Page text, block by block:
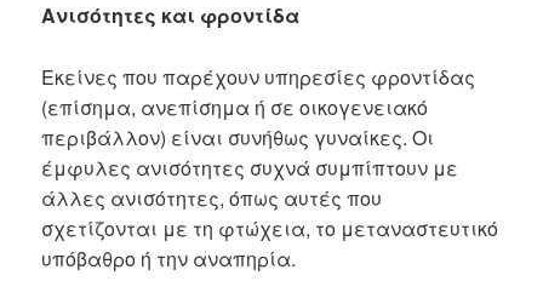
Ανισότητες και φροντίδα
Εκείνες που παρέχουν υπηρεσίες φροντίδας
(επίσημα, ανεπίσημα ή σε οικογενειακό
περιβάλλον) είναι συνήθως γυναίκες. Οι
έμφυλες ανισότητες συχνά συμπίπτουν με
άλλες ανισότητες, όπως αυτές που
σχετίζονται με τη φτώχεια, το μεταναστευτικό
υπόβαθρο ή την αναπηρία.